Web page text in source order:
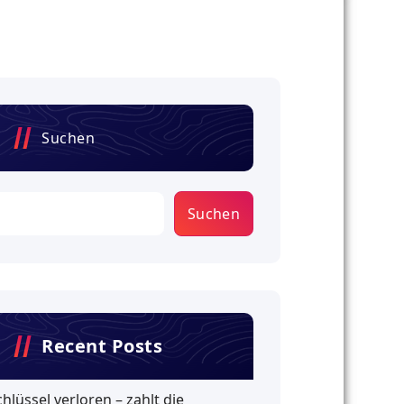
Suchen
Suchen
Recent Posts
verloren – zahlt die